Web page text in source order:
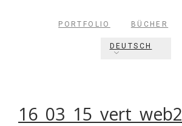
Rechercher dans le site
PORTFOLIO BÜCHER
DEUTSCH
16_03_15_vert_web2